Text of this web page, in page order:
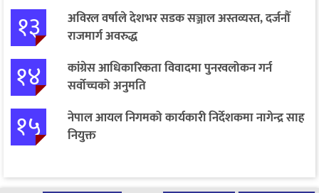
१३
अविरल वर्षाले देशभर सडक सञ्जाल अस्तव्यस्त, दर्जनौँ
राजमार्ग अवरुद्ध
१४
कांग्रेस आधिकारिकता विवादमा पुनरवलोकन गर्न
सर्वोच्चको अनुमति
१५
नेपाल आयल निगमको कार्यकारी निर्देशकमा नागेन्द्र साह
नियुक्त